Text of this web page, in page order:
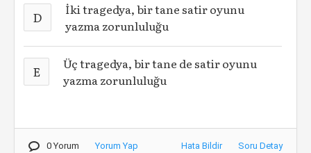
D
İki tragedya, bir tane satir oyunu
yazma zorunluluğu
E
Üç tragedya, bir tane de satir oyunu
yazma zorunluluğu
0 Yorum Yorum Yap Hata Bildir Soru Detay